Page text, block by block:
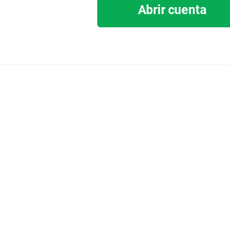
Abrir cuenta